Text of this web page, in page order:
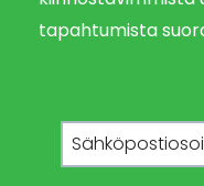
tapahtumista